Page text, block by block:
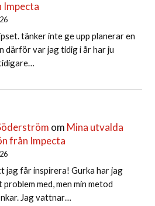
tänker inte ge upp planerar en
därför var jag tidig i år har ju
om Mina utvalda
från Impecta
jag får inspirera! Gurka har jag
med, men min metod
Jag vattnar…